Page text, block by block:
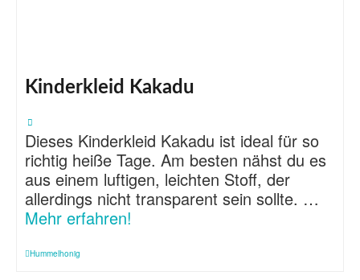
Kinderkleid Kakadu
Dieses Kinderkleid Kakadu ist ideal für so
richtig heiße Tage. Am besten nähst du es
aus einem luftigen, leichten Stoff, der
allerdings nicht transparent sein sollte. …
Mehr erfahren!
Hummelhonig